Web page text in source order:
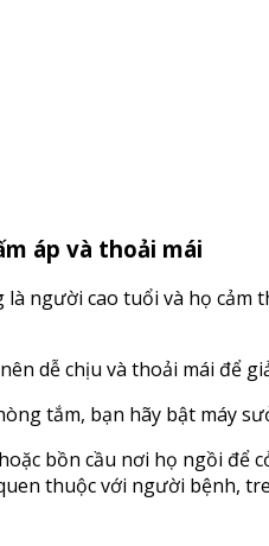
áp và thoải mái
người cao tuổi và họ
dễ chịu và thoải mái để
tắm, bạn hãy bật máy
bồn cầu nơi họ ngồi để
thuộc với người bệnh,